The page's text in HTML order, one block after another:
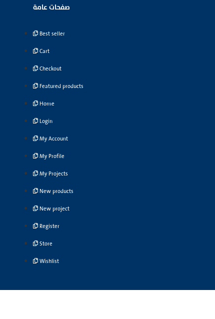
صفحات عامة
Best seller
Cart
Checkout
Featured products
Home
Login
My Account
My Profile
My Projects
New products
New project
Register
Store
Wishlist